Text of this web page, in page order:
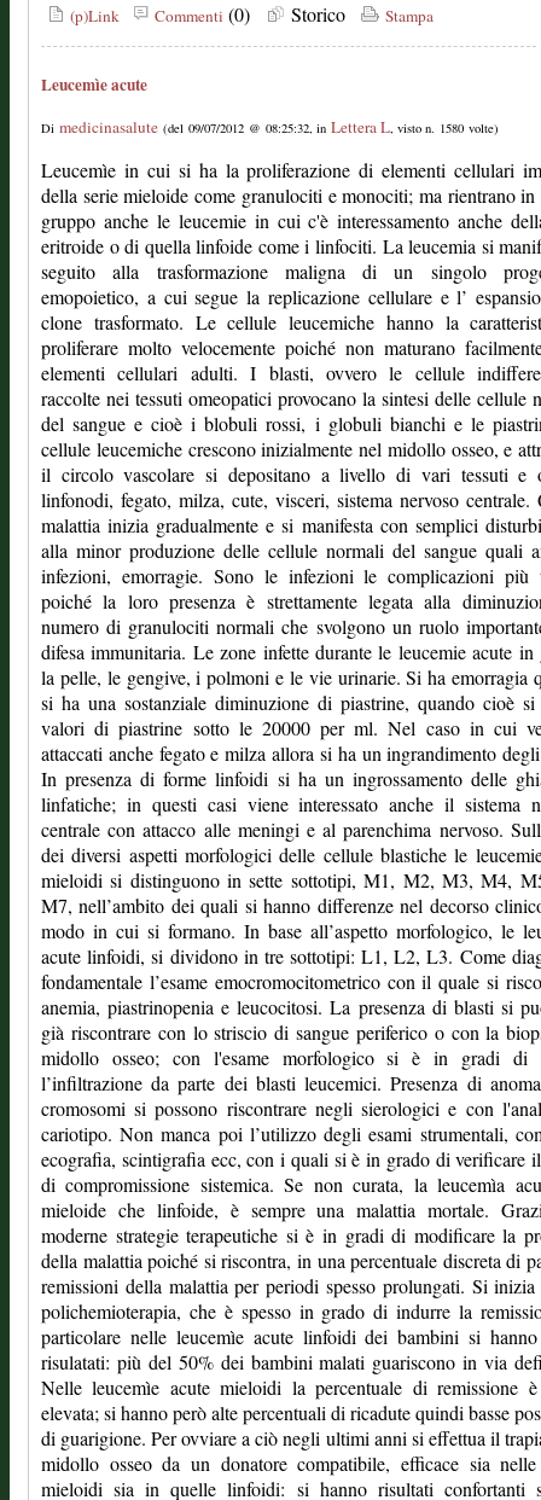
(p)Link Commenti (0) Storico Stampa
Leucemìe acute
Di medicinasalute (del 09/07/2012 @ 08:25:32, in Lettera L, visto n. 1580 volte)
Leucemìe in cui si ha la proliferazione di elementi cellulari
della serie mieloide come granulociti e monociti; ma rientrano in
gruppo anche le leucemie in cui c'è interessamento anche
eritroide o di quella linfoide come i linfociti. La leucemia si
seguito alla trasformazione maligna di un singolo
emopoietico, a cui segue la replicazione cellulare e l’
clone trasformato. Le cellule leucemiche hanno la
proliferare molto velocemente poiché non maturano
elementi cellulari adulti. I blasti, ovvero le cellule
raccolte nei tessuti omeopatici provocano la sintesi delle cellule
del sangue e cioè i blobuli rossi, i globuli bianchi e le
cellule leucemiche crescono inizialmente nel midollo osseo, e
il circolo vascolare si depositano a livello di vari tessuti e
linfonodi, fegato, milza, cute, visceri, sistema nervoso centrale.
malattia inizia gradualmente e si manifesta con semplici
alla minor produzione delle cellule normali del sangue quali
infezioni, emorragie. Sono le infezioni le complicazioni più
poiché la loro presenza è strettamente legata alla
numero di granulociti normali che svolgono un ruolo
difesa immunitaria. Le zone infette durante le leucemie acute in
la pelle, le gengive, i polmoni e le vie urinarie. Si ha emorragia
si ha una sostanziale diminuzione di piastrine, quando cioè si
valori di piastrine sotto le 20000 per ml. Nel caso in cui
attaccati anche fegato e milza allora si ha un ingrandimento
In presenza di forme linfoidi si ha un ingrossamento delle
linfatiche; in questi casi viene interessato anche il sistema
centrale con attacco alle meningi e al parenchima nervoso.
dei diversi aspetti morfologici delle cellule blastiche le
mieloidi si distinguono in sette sottotipi, M1, M2, M3, M4,
M7, nell’ambito dei quali si hanno differenze nel decorso
modo in cui si formano. In base all’aspetto morfologico, le
acute linfoidi, si dividono in tre sottotipi: L1, L2, L3. Come
fondamentale l’esame emocromocitometrico con il quale si
anemia, piastrinopenia e leucocitosi. La presenza di blasti si
già riscontrare con lo striscio di sangue periferico o con la
midollo osseo; con l'esame morfologico si è in gradi di
l’infiltrazione da parte dei blasti leucemici. Presenza di
cromosomi si possono riscontrare negli sierologici e con
cariotipo. Non manca poi l’utilizzo degli esami strumentali,
ecografia, scintigrafia ecc, con i quali si è in grado di verificare
di compromissione sistemica. Se non curata, la leucemìa
mieloide che linfoide, è sempre una malattia mortale.
moderne strategie terapeutiche si è in gradi di modificare la
della malattia poiché si riscontra, in una percentuale discreta di
remissioni della malattia per periodi spesso prolungati. Si
polichemioterapia, che è spesso in grado di indurre la
particolare nelle leucemìe acute linfoidi dei bambini si
risulatati: più del 50% dei bambini malati guariscono in via
Nelle leucemìe acute mieloidi la percentuale di remissione
elevata; si hanno però alte percentuali di ricadute quindi basse
di guarigione. Per ovviare a ciò negli ultimi anni si effettua il
midollo osseo da un donatore compatibile, efficace sia
mieloidi sia in quelle linfoidi: si hanno risultati confortanti